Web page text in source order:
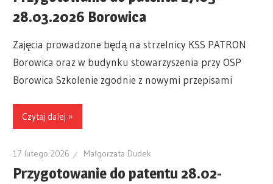
28.03.2026 Borowica
Zajęcia prowadzone będą na strzelnicy KSS PATRON
Borowica oraz w budynku stowarzyszenia przy OSP
Borowica Szkolenie zgodnie z nowymi przepisami
Czytaj dalej »
17 lutego 2026 Małgorzata Dudek
Przygotowanie do patentu 28.02-